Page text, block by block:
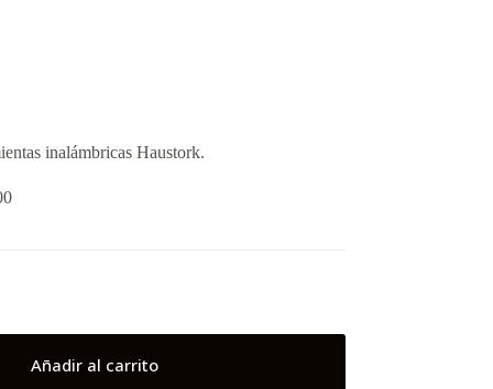
inalámbricas Haustork.
Añadir al carrito